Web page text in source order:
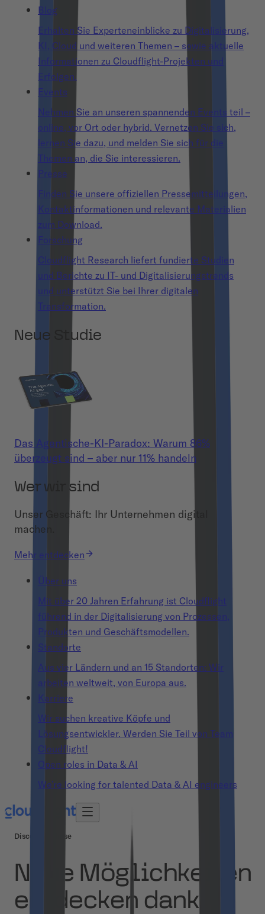
Blog
Erhalten Sie Experteneinblicke zu Digitalisierung,
KI, Cloud und weiteren Themen – sowie aktuelle
Informationen zu Cloudflight-Projekten und
Erfolgen.
Events
Nehmen Sie an unseren spannenden Events teil –
online, vor Ort oder hybrid. Vernetzen Sie sich,
lernen Sie dazu, und melden Sie sich für die
Themen an, die Sie interessieren.
Presse
Finden Sie unsere offiziellen Pressemitteilungen,
Kontaktinformationen und relevante Materialien
zum Download.
Forschung
Cloudflight Research liefert fundierte Studien
und Berichte zu IT- und Digitalisierungstrends
und unterstützt Sie bei Ihrer digitalen
Transformation.
Neue Studie
Das Agentische-KI-Paradox: Warum 86%
überzeugt sind – aber nur 11% handeln
Wer wir sind
Unser Geschäft: Ihr Unternehmen digital
machen.
Mehr entdecken
Über uns
Mit über 20 Jahren Erfahrung ist Cloudflight
führend in der Digitalisierung von Prozessen,
Produkten und Geschäftsmodellen.
Standorte
Aus vier Ländern und an 15 Standorten: Wir
arbeiten weltweit, von Europa aus.
Karriere
Wir suchen kreative Köpfe und
Lösungsentwickler. Werden Sie Teil von Team
Cloudflight!
Open roles in Data & AI
We’re looking for talented Data & AI engineers
Discovery Phase
Neue Möglichkeiten
entdecken dank